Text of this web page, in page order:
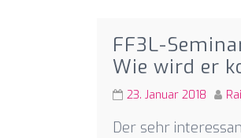
FF3L-
Wie wird er
23. Januar 2018
Der sehr